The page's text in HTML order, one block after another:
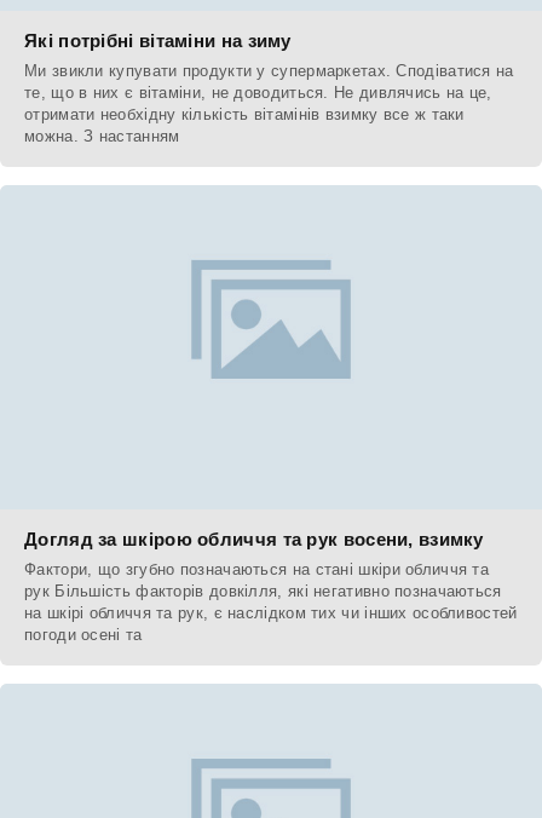
Які потрібні вітаміни на зиму
Ми звикли купувати продукти у супермаркетах. Сподіватися на
те, що в них є вітаміни, не доводиться. Не дивлячись на це,
отримати необхідну кількість вітамінів взимку все ж таки
можна. З настанням
Догляд за шкірою обличчя та рук восени, взимку
Фактори, що згубно позначаються на стані шкіри обличчя та
рук Більшість факторів довкілля, які негативно позначаються
на шкірі обличчя та рук, є наслідком тих чи інших особливостей
погоди осені та